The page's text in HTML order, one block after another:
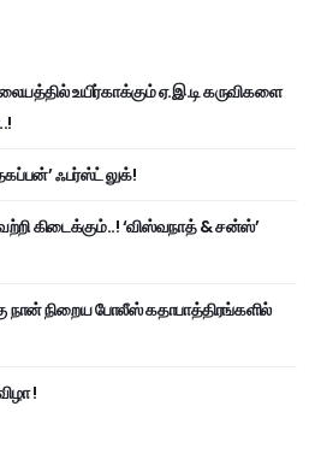
உயிர்காக்கும் ஏ.இ.டி கருவிகளை
ஃபர்ஸ்ட் லுக்!
கிடைக்கும்..! ‘விஸ்வநாத் & சன்ஸ்’
நான் நிறைய போலீஸ் கதாபாத்திரங்களில்
!